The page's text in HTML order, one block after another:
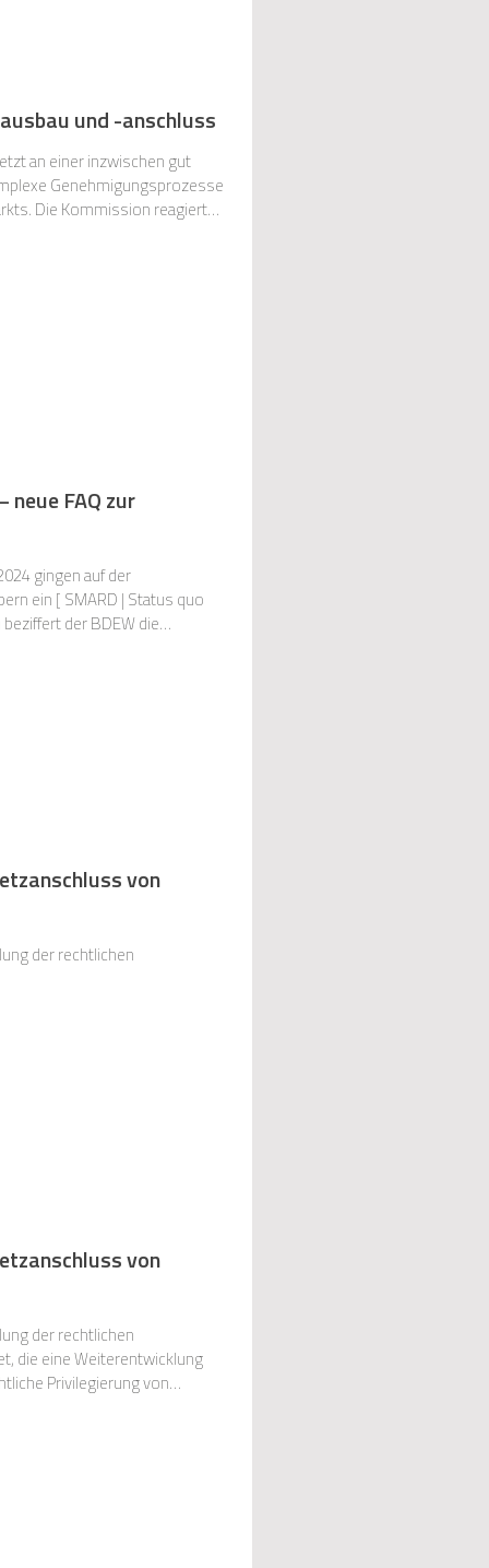
und -anschluss
an einer inzwischen gut
Genehmigungsprozesse
FAQ zur
gingen auf der
ein [ SMARD | Status quo
der BDEW die
von
der rechtlichen
von
der rechtlichen
Privilegierung von